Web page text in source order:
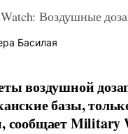
Воздушные
Басилая
воздушной
базы,
сообщает Military